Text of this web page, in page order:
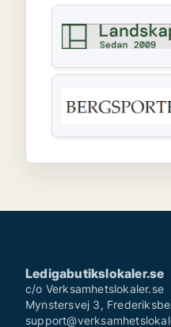
Ledigabutikslokaler.se
c/o Verksamhetslokaler.se
Mynstersvej 3,